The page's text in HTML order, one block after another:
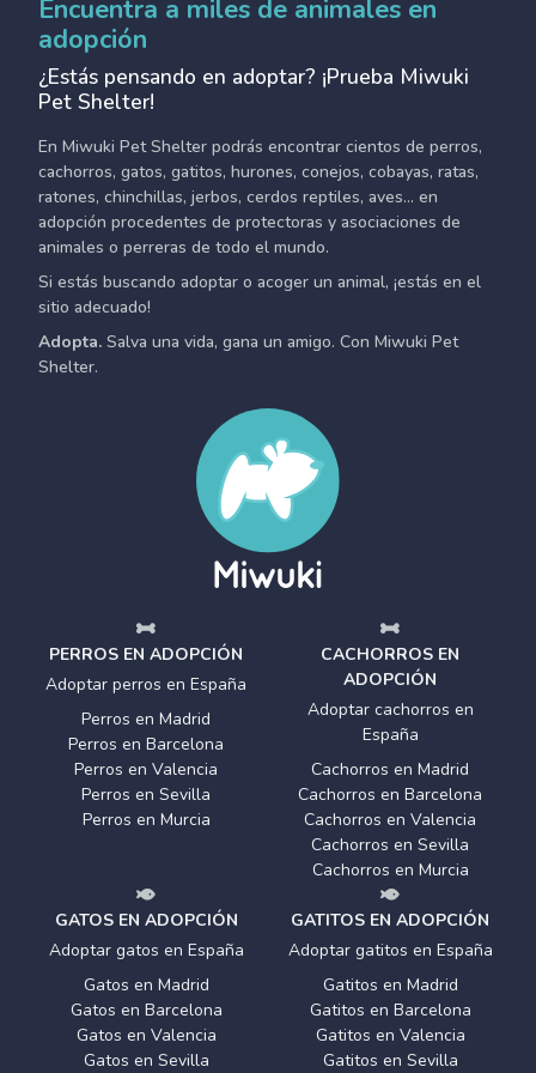
Encuentra a miles de animales en
adopción
¿Estás pensando en adoptar? ¡Prueba Miwuki
Pet Shelter!
En Miwuki Pet Shelter podrás encontrar cientos de perros,
cachorros, gatos, gatitos, hurones, conejos, cobayas, ratas,
ratones, chinchillas, jerbos, cerdos reptiles, aves... en
adopción procedentes de protectoras y asociaciones de
animales o perreras de todo el mundo.
Si estás buscando adoptar o acoger un animal, ¡estás en el
sitio adecuado!
Adopta. Salva una vida, gana un amigo. Con Miwuki Pet
Shelter.
PERROS EN ADOPCIÓN
Adoptar perros en España
Perros en Madrid
Perros en Barcelona
Perros en Valencia
Perros en Sevilla
Perros en Murcia
CACHORROS EN
ADOPCIÓN
Adoptar cachorros en
España
Cachorros en Madrid
Cachorros en Barcelona
Cachorros en Valencia
Cachorros en Sevilla
Cachorros en Murcia
GATOS EN ADOPCIÓN
Adoptar gatos en España
Gatos en Madrid
Gatos en Barcelona
Gatos en Valencia
Gatos en Sevilla
GATITOS EN ADOPCIÓN
Adoptar gatitos en España
Gatitos en Madrid
Gatitos en Barcelona
Gatitos en Valencia
Gatitos en Sevilla